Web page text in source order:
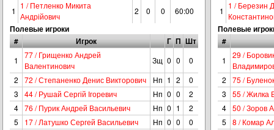
1
1 / Петленко Микита
Андрійович
2 0 0 60:00
Полевые игроки
#
Игрок Г П Шт
1
77 / Грищенко Андрей
Валентинович
Зщ 0 0
0
2
72 / Степаненко Денис Викторович Нп 1 2
0
3
44 / Рушай Сергій Ігоревич Нп 0 0
2
4
76 / Пурик Андрей Васильевич Нп 0 1
2
5
17 / Латушко Сергей Васильевич Нп 0 0
0
1
1 / Березин
Полевые
#
1
29 /
2
75 /
3
55 / Жилка
4
50 / Зоров
5
8 / Комар